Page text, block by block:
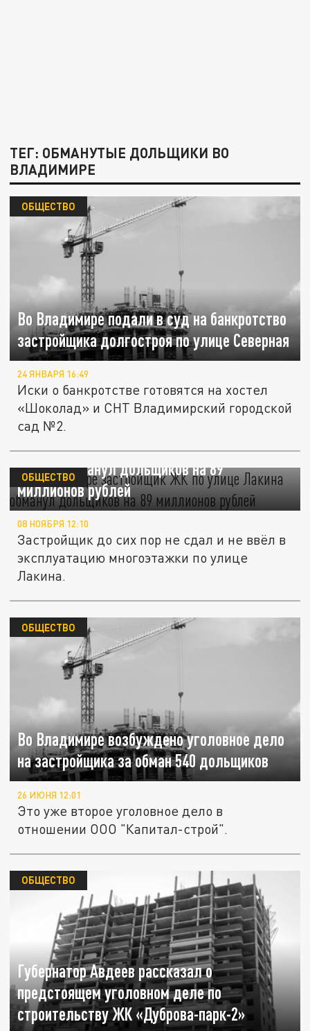
ТЕГ: ОБМАНУТЫЕ ДОЛЬЩИКИ ВО
ВЛАДИМИРЕ
Во Владимире подали в суд на банкротство
застройщика долгостроя по улице Северная
ОБЩЕСТВО
24 ЯНВАРЯ 16:49
Иски о банкротстве готовятся на хостел
«Шоколад» и СНТ Владимирский городской
сад №2.
Во Владимире застройщик ЖК по улице
Лакина обманул дольщиков на 89
миллионов рублей
ОБЩЕСТВО
08 НОЯБРЯ 12:10
Застройщик до сих пор не сдал и не ввёл в
эксплуатацию многоэтажки по улице
Лакина.
Во Владимире возбуждено уголовное дело
на застройщика за обман 540 дольщиков
ОБЩЕСТВО
26 ИЮНЯ 12:01
Это уже второе уголовное дело в
отношении ООО "Капитал-строй".
Губернатор Авдеев рассказал о
предстоящем уголовном деле по
строительству ЖК «Дуброва-парк-2»
ОБЩЕСТВО